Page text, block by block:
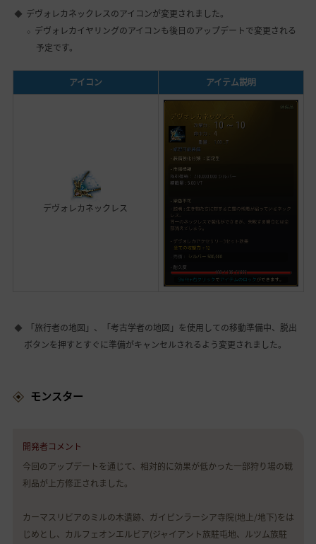
デヴォレカネックレスのアイコンが変更されました。
デヴォレカイヤリングのアイコンも後日のアップデートで変更される
予定です。
アイコン アイテム説明
デヴォレカネックレス
「旅行者の地図」、「考古学者の地図」を使用しての移動準備中、脱出
ボタンを押すとすぐに準備がキャンセルされるよう変更されました。
モンスター
開発者コメント
今回のアップデートを通じて、相対的に効果が低かった一部狩り場の戦
利品が上方修正されました。
カーマスリビアのミルの木遺跡、ガイピンラーシア寺院(地上/地下)をは
じめとし、カルフェオンエルビア(ジャイアント族駐屯地、ルツム族駐